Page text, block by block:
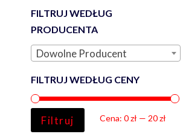
FILTRUJ WEDŁUG
PRODUCENTA
Dowolne Producent
FILTRUJ WEDŁUG CENY
Filtruj Cena: 0 zł — 20 zł